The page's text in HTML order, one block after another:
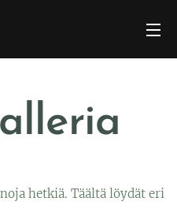
hetkiä. Täältä löydät eri